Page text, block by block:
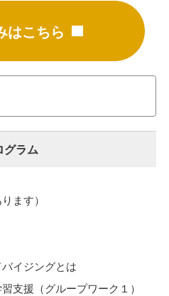
はこちら
グラム
ます）
イジングとは
支援（グループワーク１）